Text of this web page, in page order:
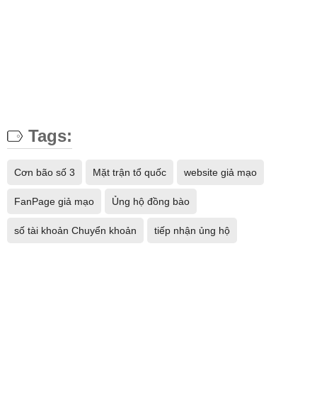
Tags:
Cơn bão số 3 Mặt trận tổ quốc website giả mạo
FanPage giả mạo Ủng hộ đồng bào
số tài khoản Chuyển khoản tiếp nhận ủng hộ